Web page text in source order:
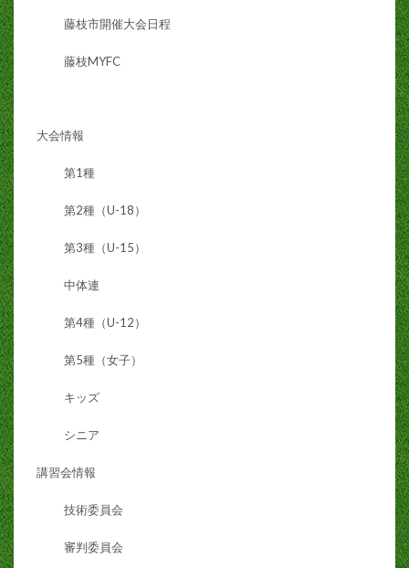
藤枝市開催大会日程
藤枝MYFC
大会情報
第1種
第2種（U-18）
第3種（U-15）
中体連
第4種（U-12）
第5種（女子）
キッズ
シニア
講習会情報
技術委員会
審判委員会